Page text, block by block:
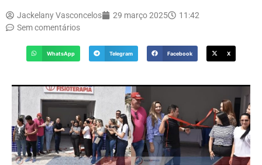
Jackelany Vasconcelos 29 março 2025
11:42
Sem comentários
WhatsApp Telegram Facebook X